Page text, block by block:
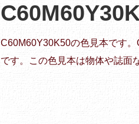
C60M60Y30K50の色見本です
です。この色見本は物体や誌面